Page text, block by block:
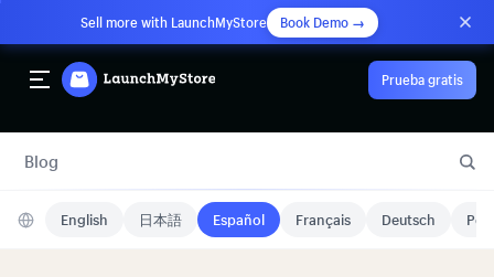
Sell more with LaunchMyStore Book Demo →
Prueba gratis
Blog
English 日本語 Español Français Deutsch